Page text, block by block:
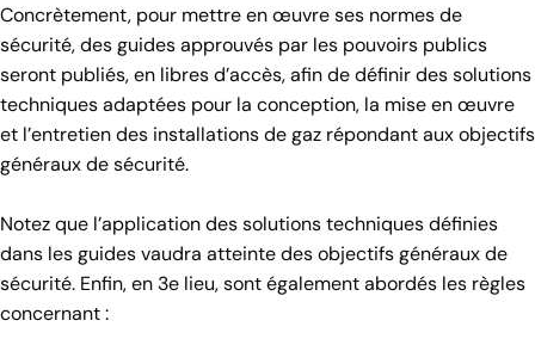
Concrètement, pour mettre en œuvre ses normes de
sécurité, des guides approuvés par les pouvoirs publics
seront publiés, en libres d’accès, afin de définir des solutions
techniques adaptées pour la conception, la mise en œuvre
et l’entretien des installations de gaz répondant aux objectifs
généraux de sécurité.
Notez que l’application des solutions techniques définies
dans les guides vaudra atteinte des objectifs généraux de
sécurité. Enfin, en 3e lieu, sont également abordés les règles
concernant :